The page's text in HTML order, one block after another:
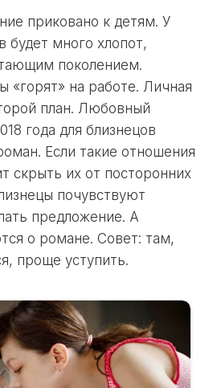
приковано к детям. У
будет много хлопот,
поколением.
«горят» на работе. Личная
план. Любовный
года для близнецов
Если такие отношения
скрыть их от посторонних
почувствуют
предложение. А
о романе. Совет: там,
проще уступить.